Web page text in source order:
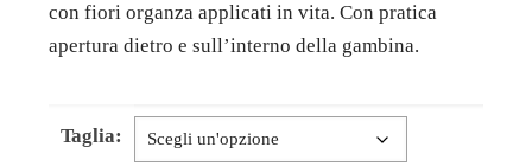
con fiori organza applicati in vita. Con pratica
apertura dietro e sull’interno della gambina.
Taglia: